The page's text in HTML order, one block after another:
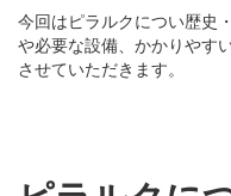
今回はピラルクについ歴史
や必要な設備、かかりやす
させていただきます。